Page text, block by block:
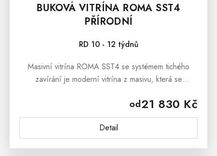
BUKOVÁ VITRÍNA ROMA SST4
PŘÍRODNÍ
RD 10 - 12 týdnů
od21 830 Kč
Detail
Masivní vitrína ROMA SST4 se systémem tichého
zavírání je moderní vitrína z masivu, která se
kresbou. Masivní...